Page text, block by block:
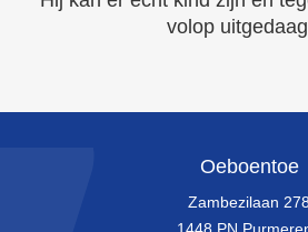
volop
Oeboentoe
Zambezilaan 278